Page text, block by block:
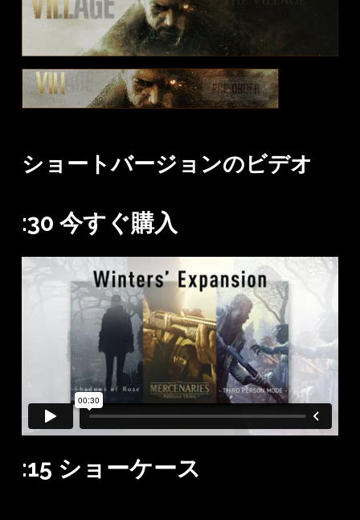
ショートバージョンのビデオ
:30 今すぐ購入
:15 ショーケース